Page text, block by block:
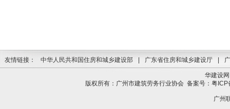
友情链接： 中华人民共和国住房和城乡建设部 广东省住房和城乡建设厅
华建设网
版权所有：广州市建筑劳务行业协会备案号：粤
广州